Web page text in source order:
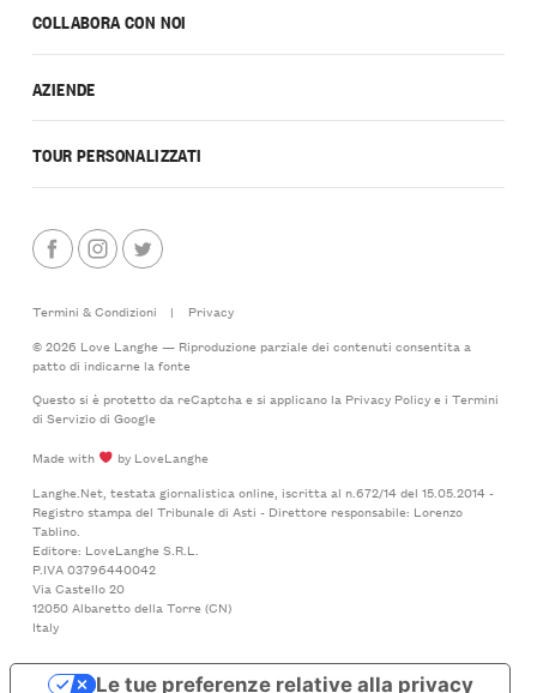
COLLABORA CON NOI
AZIENDE
TOUR PERSONALIZZATI
Termini & Condizioni |
Privacy
© 2026 Love Langhe — Riproduzione parziale dei contenuti consentita a
patto di indicarne la fonte
Questo si è protetto da reCaptcha e si applicano la Privacy Policye i Termini
di Serviziodi Google
Made with
by LoveLanghe
Langhe.Net, testata giornalistica online, iscritta al n.672/14 del 15.05.2014 -
Registro stampa del Tribunale di Asti - Direttore responsabile: Lorenzo
Tablino.
Editore: LoveLanghe S.R.L.
P.IVA 03796440042
Via Castello 20
12050 Albaretto della Torre (CN)
Italy
Le tue preferenze relative alla privacy